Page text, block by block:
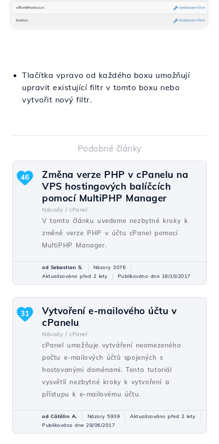
Tlačítka vpravo od každého boxu umožňují
upravit existující filtr v tomto boxu nebo
vytvořit nový filtr.
Podobné články
Změna verze PHP v cPanelu na
VPS hostingových balíčcích
pomocí MultiPHP Manager
Návody / cPanel
V tomto článku uvedeme nezbytné kroky k
změně verze PHP v účtu cPanel pomocí
MultiPHP Manager.
46
od Sebastian S.
Názory 3076
Aktualizováno před 2 lety
Publikováno dne 18/10/2017
Vytvoření e-mailového účtu v
cPanelu
Návody / cPanel
cPanel umožňuje vytváření neomezeného
počtu e-mailových účtů spojených s
hostovanými doménami. Tento tutoriál
vysvětlí nezbytné kroky k vytvoření a
přístupu k e-mailovému účtu.
31
od Cătălin A. Názory 5939
Aktualizováno před 2 lety
Publikováno dne 28/06/2017